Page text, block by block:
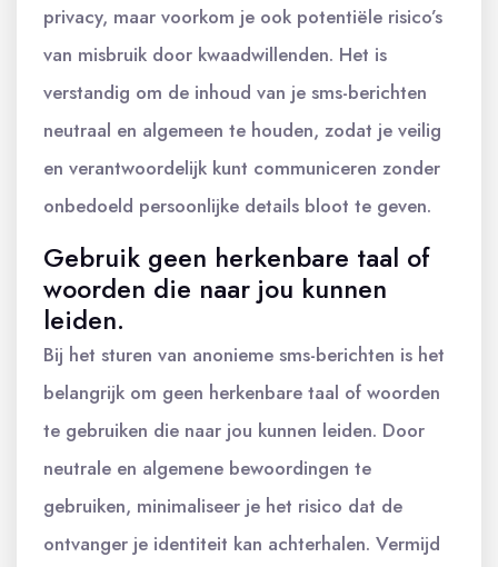
privacy, maar voorkom je ook potentiële risico’s
van misbruik door kwaadwillenden. Het is
verstandig om de inhoud van je sms-berichten
neutraal en algemeen te houden, zodat je veilig
en verantwoordelijk kunt communiceren zonder
onbedoeld persoonlijke details bloot te geven.
Gebruik geen herkenbare taal of
woorden die naar jou kunnen
leiden.
Bij het sturen van anonieme sms-berichten is het
belangrijk om geen herkenbare taal of woorden
te gebruiken die naar jou kunnen leiden. Door
neutrale en algemene bewoordingen te
gebruiken, minimaliseer je het risico dat de
ontvanger je identiteit kan achterhalen. Vermijd